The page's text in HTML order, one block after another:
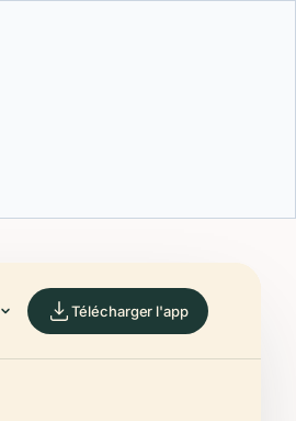
Télécharger l'app